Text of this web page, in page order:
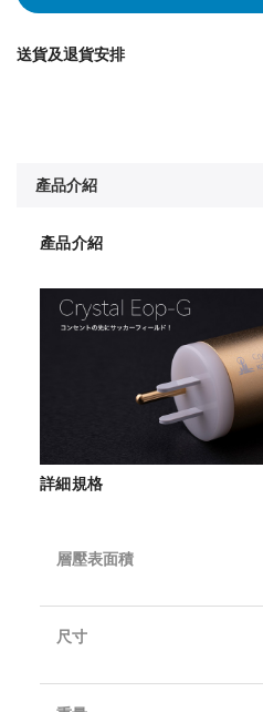
送貨及退貨安排
產品介紹
產品介紹
詳細規格
層壓表面積
尺寸